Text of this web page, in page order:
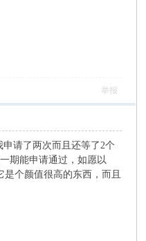
举报
请了两次而且还等了2个
期能申请通过，如愿以
个颜值很高的东西，而且